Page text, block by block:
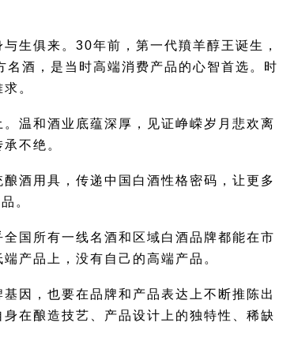
生俱来。30年前，第一代羵羊醇王诞生，
酒，是当时高端消费产品的心智首选。时
求。
温和酒业底蕴深厚，见证峥嵘岁月悲欢离
不绝。
酒用具，传递中国白酒性格密码，让更多
。
国所有一线名酒和区域白酒品牌都能在市
产品上，没有自己的高端产品。
因，也要在品牌和产品表达上不断推陈出
在酿造技艺、产品设计上的独特性、稀缺